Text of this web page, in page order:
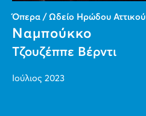
Όπερα / Ωδείο Ηρώδου Αττικού
Ναμπούκκο
Τζουζέππε Βέρντι
Ιούλιος 2023